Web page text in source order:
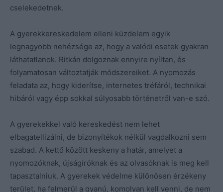
cselekedetnek.
A gyerekkereskedelem elleni küzdelem egyik
legnagyobb nehézsége az, hogy a valódi esetek gyakran
láthatatlanok. Ritkán dolgoznak ennyire nyíltan, és
folyamatosan változtatják módszereiket. A nyomozás
feladata az, hogy kiderítse, internetes tréfáról, technikai
hibáról vagy épp sokkal súlyosabb történetről van-e szó.
A gyerekekkel való kereskedést nem lehet
elbagatellizálni, de bizonyítékok nélkül vagdalkozni sem
szabad. A kettő között keskeny a határ, amelyet a
nyomozóknak, újságíróknak és az olvasóknak is meg kell
tapasztalniuk. A gyerekek védelme különösen érzékeny
terület, ha felmerül a gyanú, komolyan kell venni, de nem